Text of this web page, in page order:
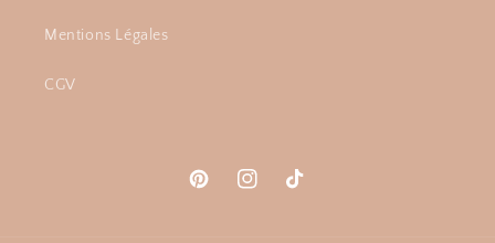
Mentions Légales
CGV
PinterestInstagramTikTok